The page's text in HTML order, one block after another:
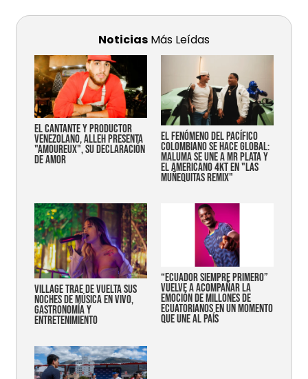
Noticias Más Leídas
EL CANTANTE Y PRODUCTOR
VENEZOLANO, ALLEH PRESENTA
"AMOUREUX", SU DECLARACIÓN
DE AMOR
EL FENÓMENO DEL PACÍFICO
COLOMBIANO SE HACE GLOBAL:
MALUMA SE UNE A MR PLATA Y
EL AMERICANO 4KT EN "LAS
MUÑEQUITAS REMIX"
Village trae de vuelta sus
noches de música en vivo,
gastronomía y
entretenimiento
“Ecuador siempre primero”
vuelve a acompañar la
emoción de millones de
ecuatorianos en un momento
que une al país